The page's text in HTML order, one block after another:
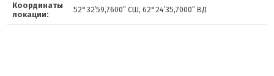
Координаты
локации:
52°32′59,7600″ СШ, 62°24′35,7000″ ВД